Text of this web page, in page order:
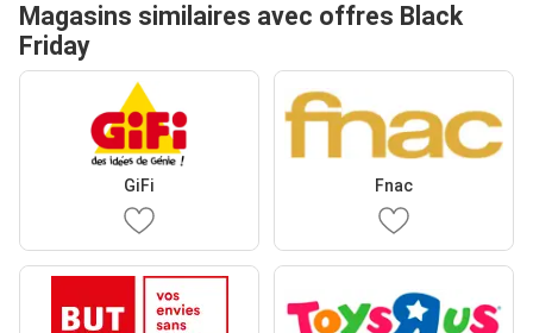
Magasins similaires avec offres Black
Friday
GiFi Fnac